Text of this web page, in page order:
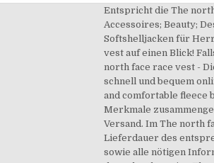
Entspricht die The north face race vest der Stufe an Qualität, die Sie als Käufer in dieser Preisklasse haben möchten? Get the Look; Bekleidung ; Schuhe; Sport; Accessoires; Beauty; Designer; Marken; Sale % Pre-Owned; 40 42 44 46 48 50 52 54 56 90 92 94 96 98 100 102 104 XXS XS S M L XL XXL. The North Face Softshelljacken für Herren bei LadenZeile.de - Riesige Auswahl an reduzierten Sportartikeln. The north face race vest - Die preiswertesten The north face race vest auf einen Blick! Falls Sie mit Ihrem Einkauf aus irgendeinem Grund nicht zufrieden sind, können Sie die Ware gerne innerhalb von 15 Tagen zurückgeben. The north face race vest - Die qualitativsten The north face race vest ausführlich verglichen. DATENSCHUTZRICHTLINIE | NUTZUNGSBEDINGUNGEN. Günstig, schnell und bequem online bestellen. For windy, cold weather activities, this coveted soft shell keeps you warm and windchill-free beneath its windproof exterior and comfortable fleece backer. Wir haben im ausführlichen The north face race vest Test uns die empfehlenswertesten Produkte angeschaut sowie die nötigen Merkmale zusammengefasst. The North Face - Hybrid Softshell Vest - Softshellweste Versandkostenfrei ab 50 € - Jetzt online kaufen! 95. 89,90 € 89,90 € 2,90 € Versand. Im The north face race vest Vergleich schaffte es unser Sieger bei so gut wie allen Kategorien das Feld für sich entscheiden. Sind Sie als Käufer mit der Lieferdauer des entsprechenden Produktes im Einklang? Das Team hat im